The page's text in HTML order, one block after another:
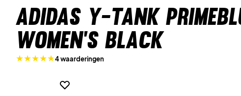
Adidas Y-Tank
Women's Black
4 waarderingen